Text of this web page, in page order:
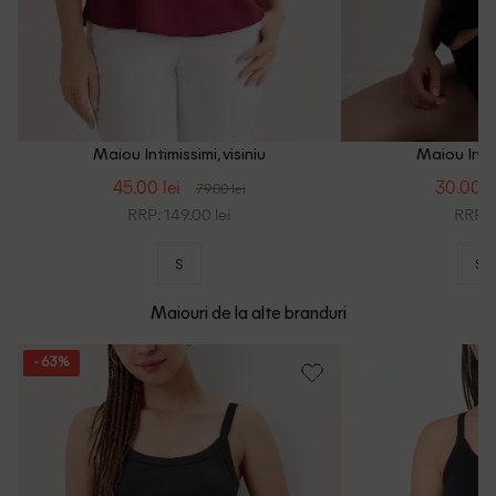
Maiou Intimissimi, visiniu
45.00 lei 79.00 lei
RRP: 149.00 lei
S
Maiou
30.00
RRP:
S
Maiouri de la alte branduri
- 63%